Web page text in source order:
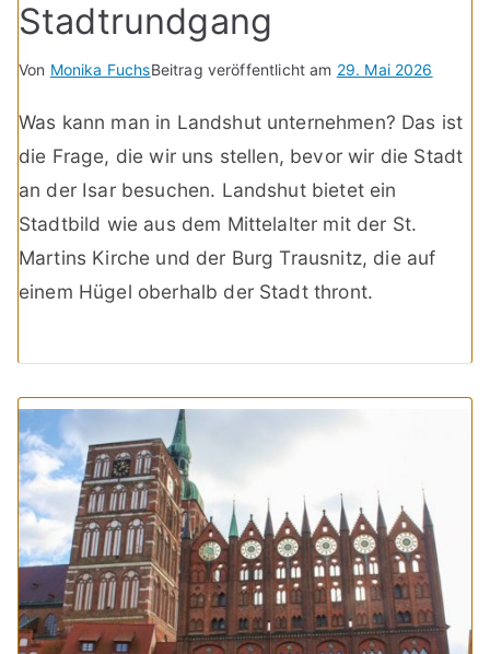
Stadtrundgang
Von Monika FuchsBeitrag veröffentlicht am 29. Mai 2026
Was kann man in Landshut unternehmen? Das ist
die Frage, die wir uns stellen, bevor wir die Stadt
an der Isar besuchen. Landshut bietet ein
Stadtbild wie aus dem Mittelalter mit der St.
Martins Kirche und der Burg Trausnitz, die auf
einem Hügel oberhalb der Stadt thront.